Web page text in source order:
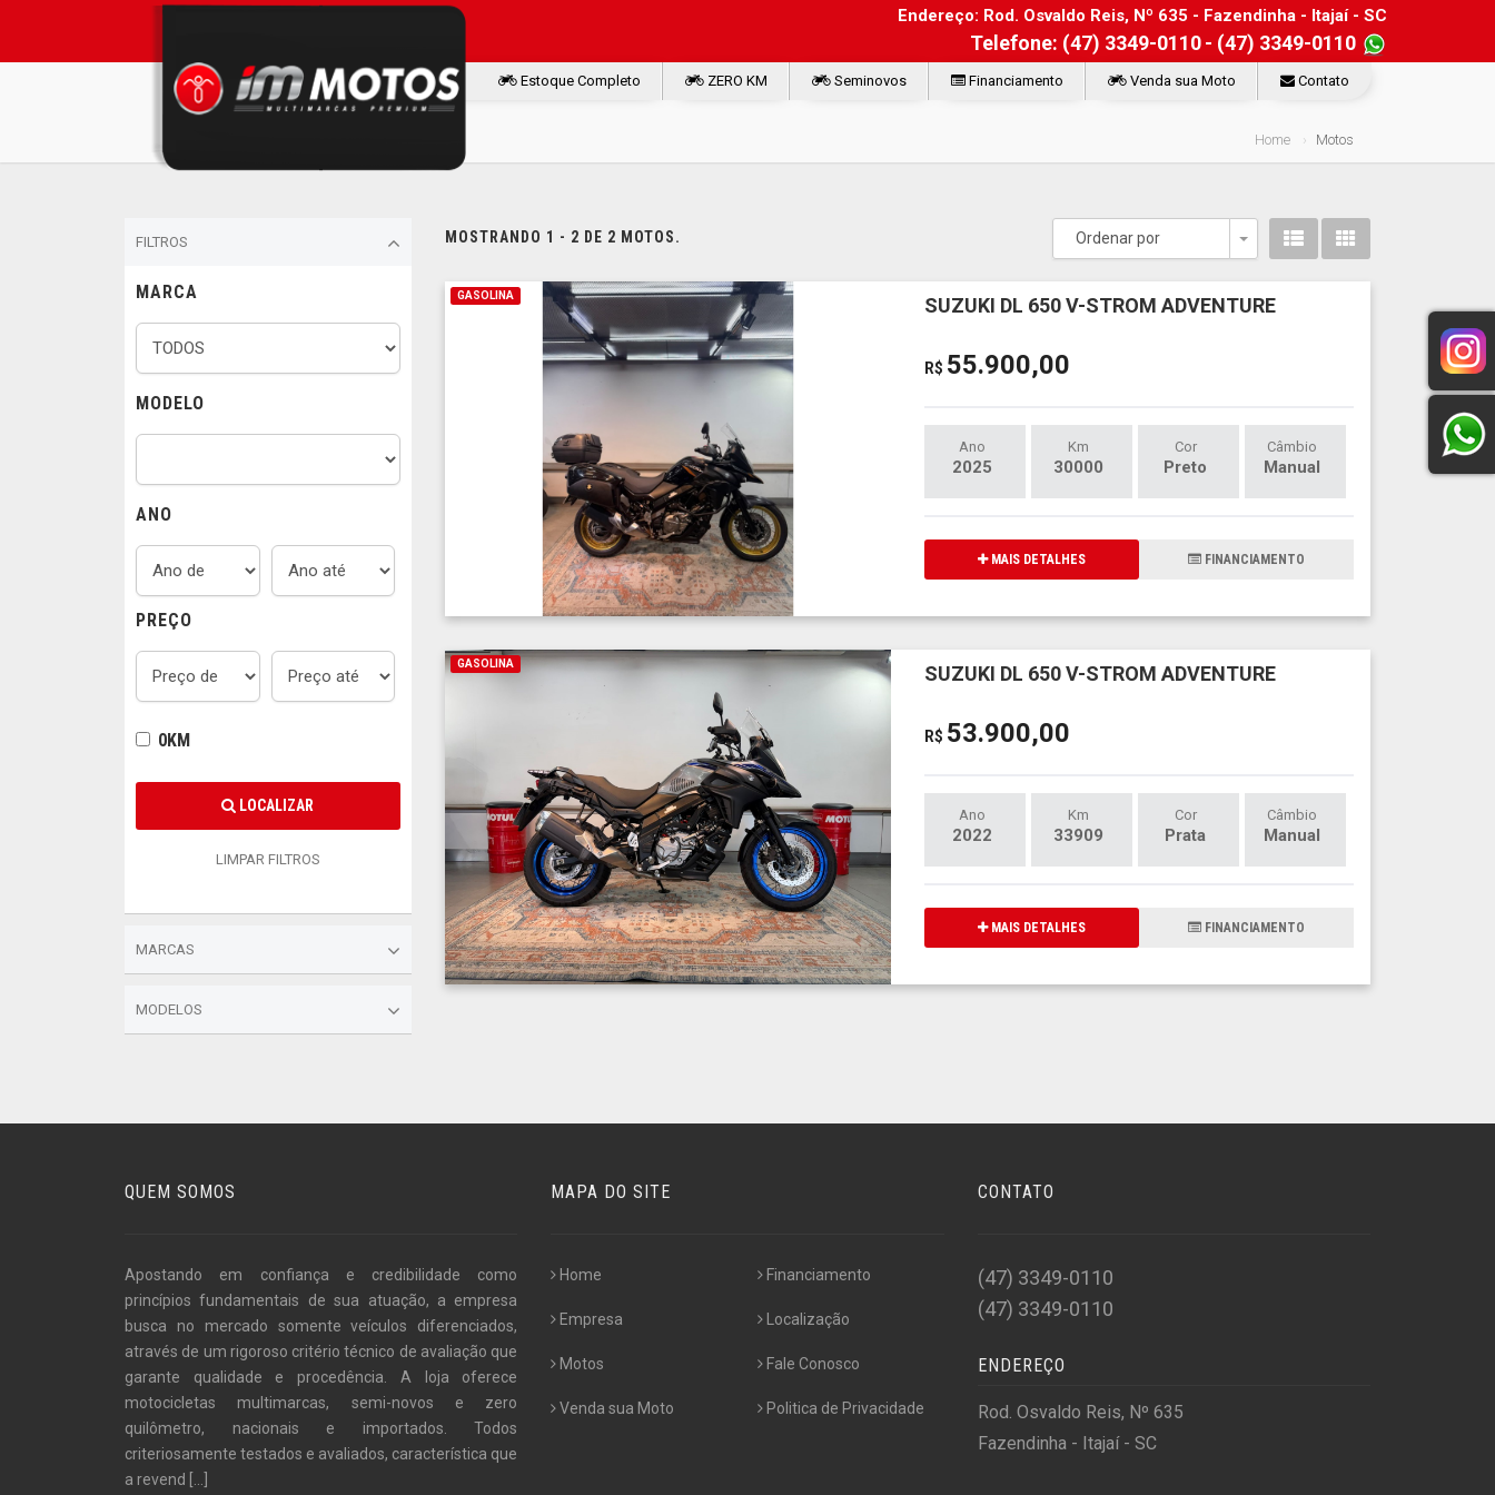
Endereço: Rod. Osvaldo Reis, Nº 635 - Fazendinha - Itajaí - SC
Telefone: (47) 3349-0110- (47) 3349-0110
Estoque Completo ZERO KM Seminovos Financiamento Venda sua Moto Contato
Home Motos
FILTROS
MARCA
MODELO
ANO
PREÇO
0KM
LOCALIZAR
LIMPAR FILTROS
MARCAS
MODELOS
MOSTRANDO 1 - 2 DE 2 MOTOS. Ordenar por
Toggle Dropdown
GASOLINA SUZUKI DL 650 V-STROM ADVENTURE
R$ 55.900,00
Ano
2025
Km
30000
Cor
Preto
Câmbio
Manual
MAIS DETALHES FINANCIAMENTO
GASOLINA SUZUKI DL 650 V-STROM ADVENTURE
R$ 53.900,00
Ano
2022
Km
33909
Cor
Prata
Câmbio
Manual
MAIS DETALHES FINANCIAMENTO
QUEM SOMOS
Apostando em confiança e credibilidade como
princípios fundamentais de sua atuação, a empresa
busca no mercado somente veículos diferenciados,
através de um rigoroso critério técnico de avaliação que
garante qualidade e procedência. A loja oferece
motocicletas multimarcas, semi-novos e zero
quilômetro, nacionais e importados. Todos
criteriosamente testados e avaliados, característica que
a revend
MAPA DO SITE
Home
Empresa
Motos
Venda sua Moto
Financiamento
Localização
Fale Conosco
Politica de Privacidade
CONTATO
(47) 3349-0110
(47) 3349-0110
ENDEREÇO
Rod. Osvaldo Reis, Nº 635
Fazendinha - Itajaí - SC